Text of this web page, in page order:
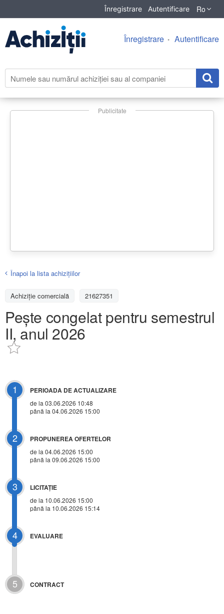
Înregistrare Autentificare Ro
Înregistrare Autentificare
Publicitate
Înapoi la lista achiziţiilor
Achizițiе comercială 21627351
Pește congelat pentru semestrul
II, anul 2026
1 PERIOADA DE ACTUALIZARE
de la 03.06.2026 10:48
până la 04.06.2026 15:00
2 PROPUNEREA OFERTELOR
de la 04.06.2026 15:00
până la 09.06.2026 15:00
3 LICITAŢIE
de la 10.06.2026 15:00
până la 10.06.2026 15:14
4 EVALUARE
5 CONTRACT